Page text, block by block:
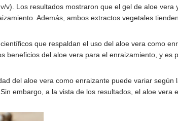
v). Los resultados mostraron que el gel de aloe vera
Además, ambos extractos vegetales
que respaldan el uso del aloe vera como
beneficios del aloe vera para el enraizamiento, y es
del aloe vera como enraizante puede variar según
embargo, a la vista de los resultados, el aloe vera